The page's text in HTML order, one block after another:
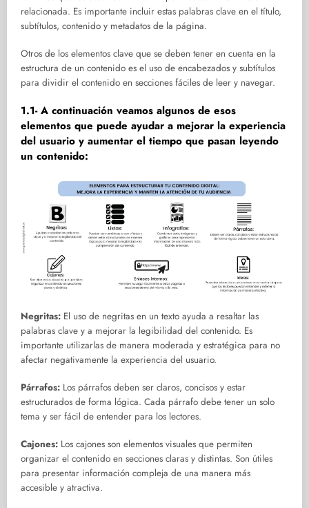
relacionada. Es importante incluir estas palabras clave en el título,
subtítulos, contenido y metadatos de la página.
Otros de los elementos clave que se deben tener en cuenta en la
estructura de un contenido es el uso de encabezados y subtítulos
para dividir el contenido en secciones fáciles de leer y navegar.
1.1- A continuación veamos algunos de esos
elementos que puede ayudar a mejorar la experiencia
del usuario y aumentar el tiempo que pasan leyendo
un contenido:
Negritas: El uso de negritas en un texto ayuda a resaltar las
palabras clave y a mejorar la legibilidad del contenido. Es
importante utilizarlas de manera moderada y estratégica para no
afectar negativamente la experiencia del usuario.
Párrafos: Los párrafos deben ser claros, concisos y estar
estructurados de forma lógica. Cada párrafo debe tener un solo
tema y ser fácil de entender para los lectores.
Cajones: Los cajones son elementos visuales que permiten
organizar el contenido en secciones claras y distintas. Son útiles
para presentar información compleja de una manera más
accesible y atractiva.